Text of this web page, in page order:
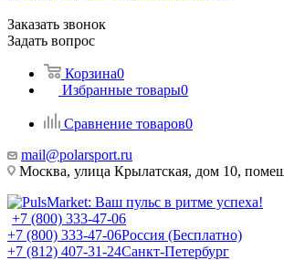
Заказать звонок
Задать вопрос
Корзина0
Избранные товары0
Сравнение товаров0
mail@polarsport.ru
Москва, улица Крылатская, дом 10,
+7 (800) 333-47-06
+7 (800) 333-47-06Россия (Бесплатно)
+7 (812) 407-31-24Санкт-Петербург